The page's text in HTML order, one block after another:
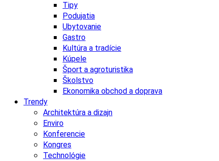
Tipy
Podujatia
Ubytovanie
Gastro
Kultúra a tradície
Kúpele
Šport a agroturistika
Školstvo
Ekonomika obchod a doprava
Trendy
Architektúra a dizajn
Enviro
Konferencie
Kongres
Technológie